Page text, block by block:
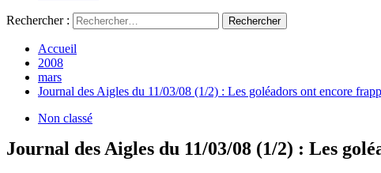
Rechercher :
Accueil
2008
mars
Journal des Aigles du 11/03/08 (1/2) : Les goléadors ont encore
Non classé
Journal des Aigles du 11/03/08 (1/2) : Les